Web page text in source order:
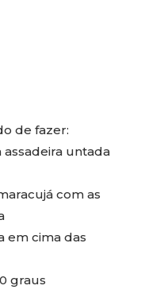
de fazer:
untada
com as
em cima das
graus